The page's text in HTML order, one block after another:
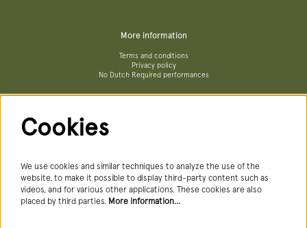
More information
Terms and conditions
Privacy policy
No Dutch Required performances
Newsletter
Cookies
We use cookies and similar techniques to analyze the use of the
website, to make it possible to display third-party content such as
videos, and for various other applications. These cookies are also
placed by third parties. More information…